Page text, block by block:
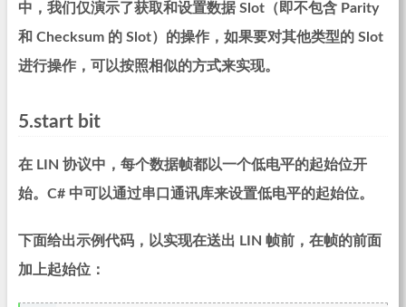
中，我们仅演示了获取和设置数据 Slot（即不包含 Parity
和 Checksum 的 Slot）的操作，如果要对其他类型的 Slot
进行操作，可以按照相似的方式来实现。
5.start bit
在 LIN 协议中，每个数据帧都以一个低电平的起始位开
始。C# 中可以通过串口通讯库来设置低电平的起始位。
下面给出示例代码，以实现在送出 LIN 帧前，在帧的前面
加上起始位：